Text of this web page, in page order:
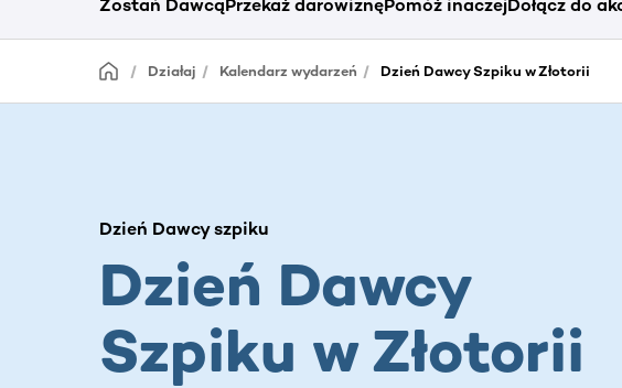
Zostań DawcąPrzekaż darowiznęPomóż inaczejDołącz do
Działaj Kalendarz wydarzeń Dzień Dawcy Szpiku w Złotorii
Dzień Dawcy szpiku
Dzień Dawcy
Szpiku w Złotorii